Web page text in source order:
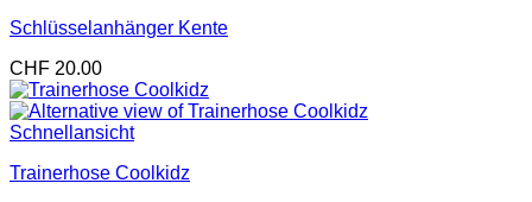
Schlüsselanhänger Kente
CHF 20.00
Schnellansicht
Trainerhose Coolkidz